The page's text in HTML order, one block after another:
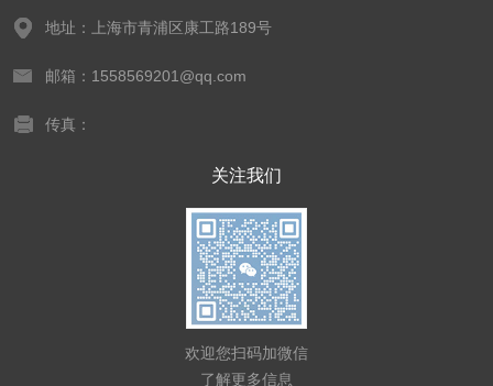
地址：上海市青浦区康工路189号
邮箱：1558569201@qq.com
传真：
关注我们
欢迎您扫码加微信
了解更多信息